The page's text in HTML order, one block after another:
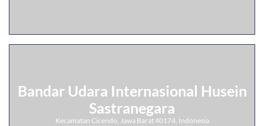
Bandar Udara Internasional Husein
Sastranegara
Kecamatan Cicendo, Jawa Barat 40174, Indonesia